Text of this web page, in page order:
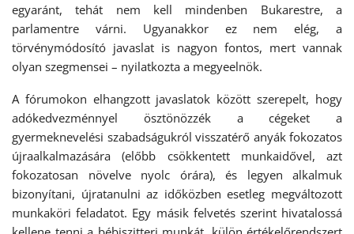
egyaránt, tehát nem kell mindenben Bukarestre, a
parlamentre várni. Ugyanakkor ez nem elég, a
törvénymódosító javaslat is nagyon fontos, mert vannak
olyan szegmensei – nyilatkozta a megyeelnök.
A fórumokon elhangzott javaslatok között szerepelt, hogy
adókedvezménnyel ösztönözzék a cégeket a
gyermeknevelési szabadságukról visszatérő anyák fokozatos
újraalkalmazására (előbb csökkentett munkaidővel, azt
fokozatosan növelve nyolc órára), és legyen alkalmuk
bizonyítani, újratanulni az időközben esetleg megváltozott
munkaköri feladatot. Egy másik felvetés szerint hivatalossá